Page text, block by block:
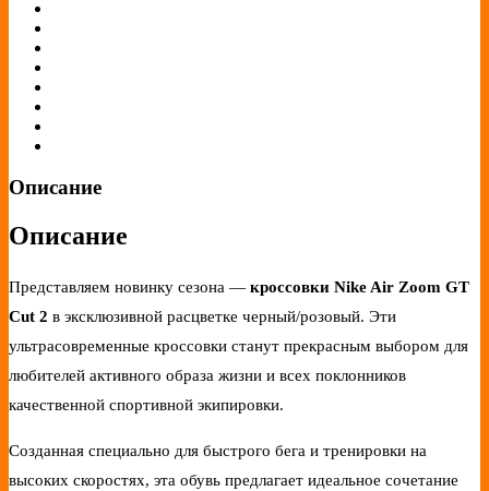
Описание
Описание
Представляем новинку сезона — кроссовки Nike Air Zoom GT
Cut 2 в эксклюзивной расцветке черный/розовый. Эти
ультрасовременные кроссовки станут прекрасным выбором для
любителей активного образа жизни и всех поклонников
качественной спортивной экипировки.
Созданная специально для быстрого бега и тренировки на
высоких скоростях, эта обувь предлагает идеальное сочетание